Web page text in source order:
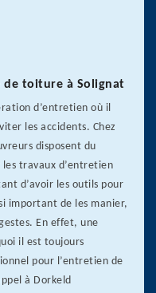
de toiture à Solignat
d’entretien où il
les accidents. Chez
disposent du
travaux d’entretien
d’avoir les outils pour
important de les manier,
En effet, une
il est toujours
pour l’entretien de
à Dorkeld